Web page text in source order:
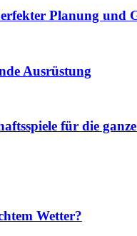
Planung und
Ausrüstung
für die
Wetter?